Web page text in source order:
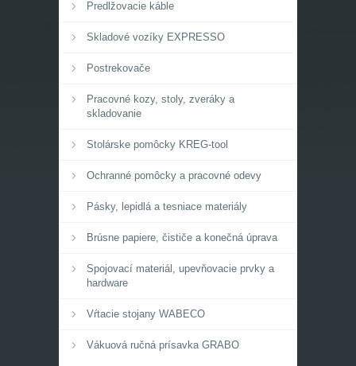
Predlžovacie káble
Skladové vozíky EXPRESSO
Postrekovače
Pracovné kozy, stoly, zveráky a
skladovanie
Stolárske pomôcky KREG-tool
Ochranné pomôcky a pracovné odevy
Pásky, lepidlá a tesniace materiály
Brúsne papiere, čističe a konečná úprava
Spojovací materiál, upevňovacie prvky a
hardware
Vŕtacie stojany WABECO
Vákuová ručná prísavka GRABO